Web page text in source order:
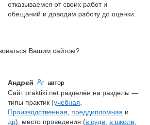
отказываемся от своих работ и
обещаний и доводим работу до оценки.
Вашим сайтом?
Андрей автор
Сайт praktiki.net разделён на разделы —
типы практик (учебная
Производственная
преддипломная
др); место проведения (в суде в школе